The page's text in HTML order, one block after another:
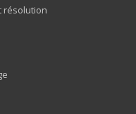
résolution